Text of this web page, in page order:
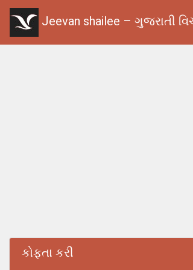
Jeevan shailee – ગુજરાતી
કોફતા કરી